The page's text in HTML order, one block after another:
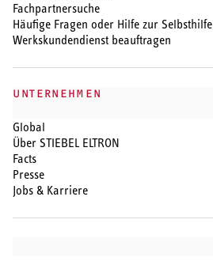
Fachpartnersuche
Häufige Fragen oder Hilfe zur Selbsthilfe
Werkskundendienst beauftragen
UNTERNEHMEN
Global
Über STIEBEL ELTRON
Facts
Presse
Jobs & Karriere